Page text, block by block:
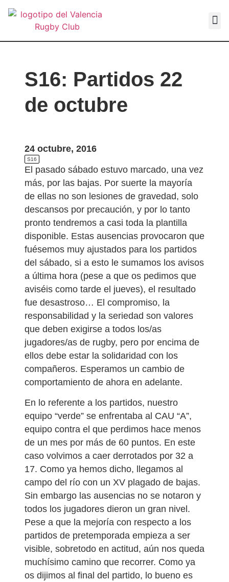
S16: Partidos 22
de octubre
24 octubre, 2016
S16
El pasado sábado estuvo marcado, una vez
más, por las bajas. Por suerte la mayoría
de ellas no son lesiones de gravedad, solo
descansos por precaución, y por lo tanto
pronto tendremos a casi toda la plantilla
disponible. Estas ausencias provocaron que
fuésemos muy ajustados para los partidos
del sábado, si a esto le sumamos los avisos
a última hora (pese a que os pedimos que
aviséis como tarde el jueves), el resultado
fue desastroso… El compromiso, la
responsabilidad y la seriedad son valores
que deben exigirse a todos los/as
jugadores/as de rugby, pero por encima de
ellos debe estar la solidaridad con los
compañeros. Esperamos un cambio de
comportamiento de ahora en adelante.
En lo referente a los partidos, nuestro
equipo “verde” se enfrentaba al CAU “A”,
equipo contra el que perdimos hace menos
de un mes por más de 60 puntos. En este
caso volvimos a caer derrotados por 32 a
17. Como ya hemos dicho, llegamos al
campo del río con un XV plagado de bajas.
Sin embargo las ausencias no se notaron y
todos los jugadores dieron un gran nivel.
Pese a que la mejoría con respecto a los
partidos de pretemporada empieza a ser
visible, sobretodo en actitud, aún nos queda
muchísimo camino que recorrer. Como ya
os dijimos al final del partido, lo bueno es